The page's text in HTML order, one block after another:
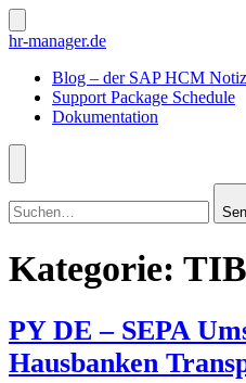
Zum
Inhalt
Suche
ein-/ausblenden
hr-manager.de
Blog – der SAP HCM
Support Package Schedule
Dokumentation
Menü
nach:
Kategorie:
PY DE – SEPA
Hausbanken